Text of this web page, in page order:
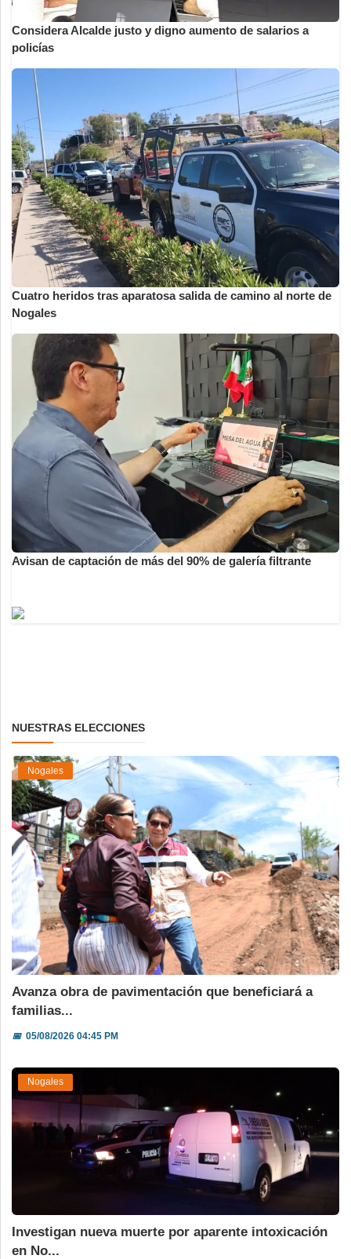
Considera Alcalde justo y digno aumento de salarios a
policías
Cuatro heridos tras aparatosa salida de camino al norte de
Nogales
Avisan de captación de más del 90% de galería filtrante
NUESTRAS ELECCIONES
Nogales
Avanza obra de pavimentación que beneficiará a
familias...
📅05/08/2026 04:45 PM
Nogales
Investigan nueva muerte por aparente intoxicación
en No...